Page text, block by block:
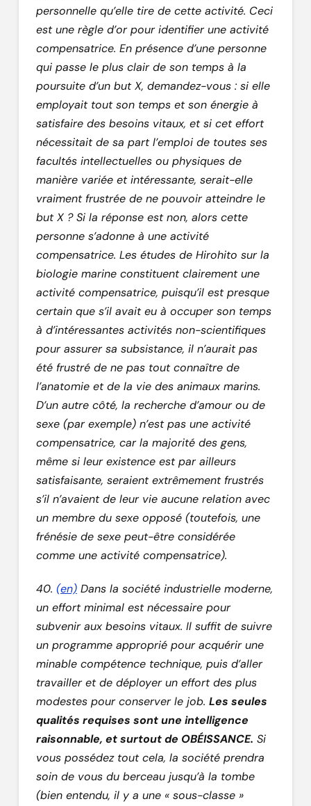
personnelle qu’elle tire de cette activité. Ceci
est une règle d’or pour identifier une activité
compensatrice. En présence d’une personne
qui passe le plus clair de son temps à la
poursuite d’un but X, demandez-vous : si elle
employait tout son temps et son énergie à
satisfaire des besoins vitaux, et si cet effort
nécessitait de sa part l’emploi de toutes ses
facultés intellectuelles ou physiques de
manière variée et intéressante, serait-elle
vraiment frustrée de ne pouvoir atteindre le
but X ? Si la réponse est non, alors cette
personne s’adonne à une activité
compensatrice. Les études de Hirohito sur la
biologie marine constituent clairement une
activité compensatrice, puisqu’il est presque
certain que s’il avait eu à occuper son temps
à d’intéressantes activités non-scientifiques
pour assurer sa subsistance, il n’aurait pas
été frustré de ne pas tout connaître de
l’anatomie et de la vie des animaux marins.
D’un autre côté, la recherche d’amour ou de
sexe (par exemple) n’est pas une activité
compensatrice, car la majorité des gens,
même si leur existence est par ailleurs
satisfaisante, seraient extrêmement frustrés
s’il n’avaient de leur vie aucune relation avec
un membre du sexe opposé (toutefois, une
frénésie de sexe peut-être considérée
comme une activité compensatrice).
40. (en)Dans la société industrielle moderne,
un effort minimal est nécessaire pour
subvenir aux besoins vitaux. Il suffit de suivre
un programme approprié pour acquérir une
minable compétence technique, puis d’aller
travailler et de déployer un effort des plus
modestes pour conserver le job. Les seules
qualités requises sont une intelligence
raisonnable, et surtout de OBÉISSANCE. Si
vous possédez tout cela, la société prendra
soin de vous du berceau jusqu’à la tombe
(bien entendu, il y a une « sous-classe »